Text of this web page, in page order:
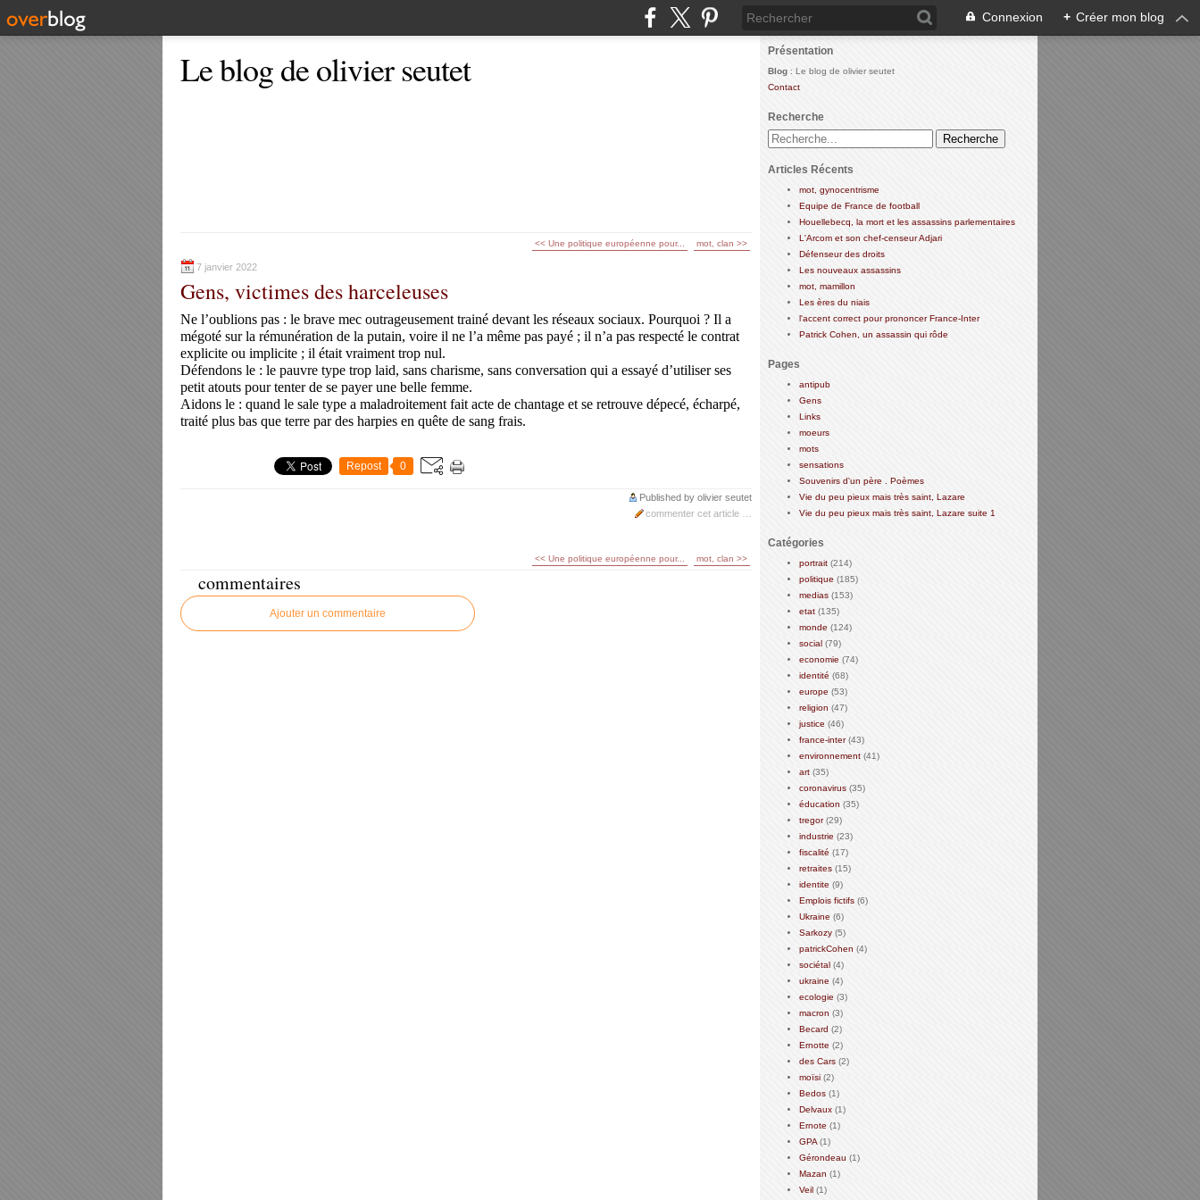
Connexion + Créer mon blog
Le blog de olivier seutet
<< Une politique européenne pour... mot, clan >>
7 janvier 2022
Gens, victimes des harceleuses
Ne l’oublions pas : le brave mec outrageusement trainé devant les réseaux sociaux. Pourquoi ? Il a
mégoté sur la rémunération de la putain, voire il ne l’a même pas payé ; il n’a pas respecté le contrat
explicite ou implicite ; il était vraiment trop nul.
Défendons le : le pauvre type trop laid, sans charisme, sans conversation qui a essayé d’utiliser ses
petit atouts pour tenter de se payer une belle femme.
Aidons le : quand le sale type a maladroitement fait acte de chantage et se retrouve dépecé, écharpé,
traité plus bas que terre par des harpies en quête de sang frais.
Repost 0
Published by olivier seutet
commenter cet article
<< Une politique européenne pour... mot, clan >>
commentaires
Ajouter un commentaire
Présentation
Blog : Le blog de olivier seutet
Contact
Recherche
Articles Récents
mot, gynocentrisme
Equipe de France de football
Houellebecq, la mort et les assassins parlementaires
L'Arcom et son chef-censeur Adjari
Défenseur des droits
Les nouveaux assassins
mot, mamillon
Les ères du niais
l'accent correct pour prononcer France-Inter
Patrick Cohen, un assassin qui rôde
Pages
antipub
Gens
Links
moeurs
mots
sensations
Souvenirs d'un père . Poèmes
Vie du peu pieux mais très saint, Lazare
Vie du peu pieux mais très saint, Lazare suite 1
Catégories
portrait (214)
politique (185)
medias (153)
etat (135)
monde (124)
social (79)
economie (74)
identité (68)
europe (53)
religion (47)
justice (46)
france-inter(43)
environnement (41)
art (35)
coronavirus (35)
éducation (35)
tregor(29)
industrie (23)
fiscalité (17)
retraites (15)
identite (9)
Emplois fictifs (6)
Ukraine (6)
Sarkozy (5)
patrickCohen (4)
sociétal (4)
ukraine (4)
ecologie (3)
macron (3)
Becard (2)
Ernotte (2)
des Cars (2)
moïsi (2)
Bedos (1)
Delvaux (1)
Ernote (1)
GPA (1)
Gérondeau (1)
Mazan (1)
Veil (1)